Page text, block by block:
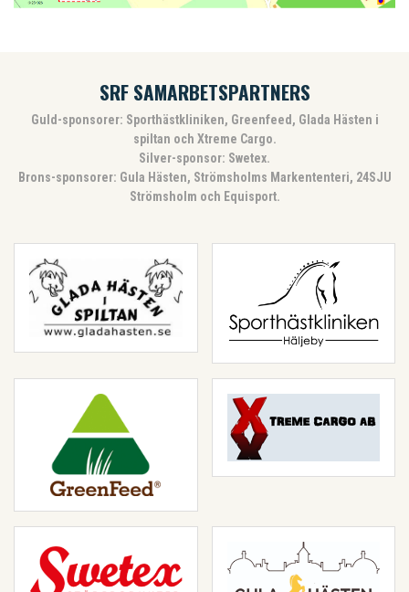
SRF SAMARBETSPARTNERS
Guld-sponsorer: Sporthästkliniken, Greenfeed, Glada Hästen i
spiltan och Xtreme Cargo.
Silver-sponsor: Swetex.
Brons-sponsorer: Gula Hästen, Strömsholms Markententeri, 24SJU
Strömsholm och Equisport.